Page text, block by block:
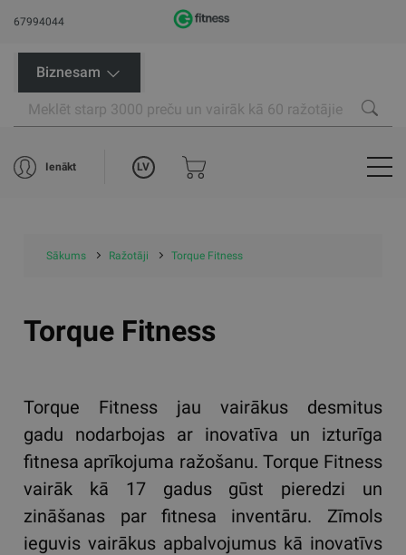
67994044
Biznesam
Ienākt LV
Sākums Ražotāji Torque Fitness
Torque Fitness
Torque Fitness jau vairākus desmitus
gadu nodarbojas ar inovatīva un izturīga
fitnesa aprīkojuma ražošanu. Torque Fitness
vairāk kā 17 gadus gūst pieredzi un
zināšanas par fitnesa inventāru. Zīmols
ieguvis vairākus apbalvojumus kā inovatīvs